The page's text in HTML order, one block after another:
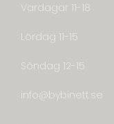
Vardagar 11-18
Lördag 11-15
Söndag 12-15
info@bybinett.se